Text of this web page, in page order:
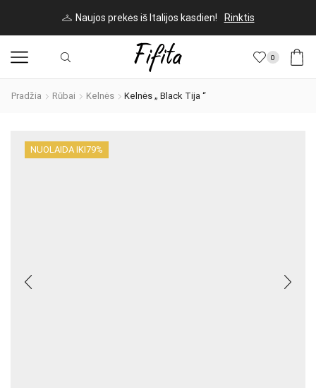
Naujos prekės iš Italijos kasdien! Rinktis
0
Pradžia Rūbai Kelnės Kelnės „ Black Tija “
NUOLAIDA IKI79%